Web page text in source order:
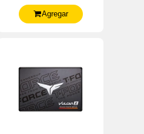
Agregar